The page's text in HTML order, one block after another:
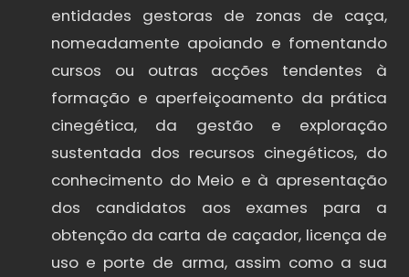
entidades gestoras de zonas de caça,
nomeadamente apoiando e fomentando
cursos ou outras acções tendentes à
formação e aperfeiçoamento da prática
cinegética, da gestão e exploração
sustentada dos recursos cinegéticos, do
conhecimento do Meio e à apresentação
dos candidatos aos exames para a
obtenção da carta de caçador, licença de
uso e porte de arma, assim como a sua